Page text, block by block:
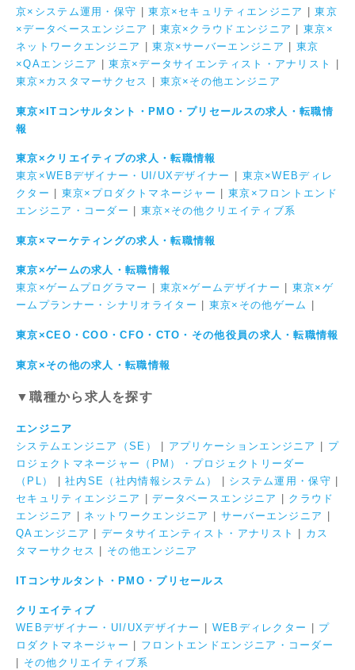
京×システム運用・保守 |東京×セキュリティエンジニア |東京
×データベースエンジニア
東京×クラウドエンジニア |東京×
ネットワークエンジニア
|東京×サーバーエンジニア
東京
×QAエンジニア
|東京×データサイエンティスト・アナリスト
東京×カスタマーサクセス
東京×その他エンジニア
東京×ITコンサルタント・PMO・プリセールスの求人・転職情
報
東京×クリエイティブの求人・転職情報
東京×WEBデザイナー・UI/UXデザイナー
東京×WEBディレ
クター
東京×プロダクトマネージャー
東京×フロントエンド
エンジニア・コーダー
東京×その他クリエイティブ系
東京×マーケティングの求人・転職情報
東京×ゲームの求人・転職情報
東京×ゲームプログラマー
東京×ゲームデザイナー
東京×ゲ
ームプランナー・シナリオライター
東京×その他ゲーム
東京×CEO・COO・CFO・CTO・その他役員の求人・転職情報
東京×その他の求人・転職情報
▼職種から求人を探す
エンジニア
システムエンジニア（SE）
アプリケーションエンジニア
プ
ロジェクトマネージャー（PM）・プロジェクトリーダー
（PL）
|社内SE（社内情報システム） システム運用・保守
セキュリティエンジニア
|データベースエンジニア
クラウド
エンジニア
ネットワークエンジニア サーバーエンジニア
QAエンジニア
|データサイエンティスト・アナリスト
カス
タマーサクセス
その他エンジニア
ITコンサルタント・PMO・プリセールス
クリエイティブ
WEBデザイナー・UI/UXデザイナー
WEBディレクター
プ
ロダクトマネージャー
フロントエンドエンジニア・コーダー
その他クリエイティブ系